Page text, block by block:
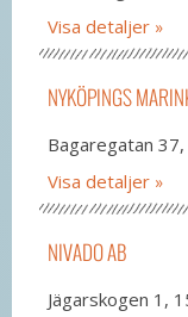
Visa detaljer
NYKÖPINGS
Bagaregatan
Visa detaljer
NIVADO AB
Jägarskogen 1,